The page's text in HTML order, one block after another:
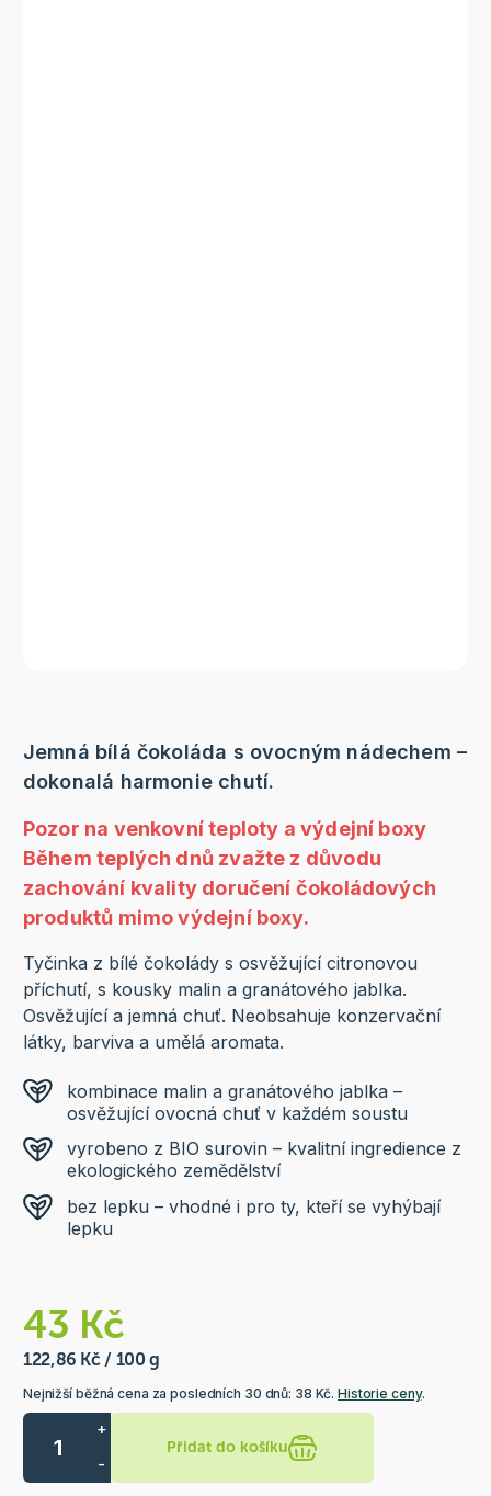
Jemná bílá čokoláda s ovocným nádechem –
dokonalá harmonie chutí.
Pozor na venkovní teploty a výdejní boxy
Během teplých dnů zvažte z důvodu
zachování kvality doručení čokoládových
produktů mimo výdejní boxy.
Tyčinka z bílé čokolády s osvěžující citronovou
příchutí, s kousky malin a granátového jablka.
Osvěžující a jemná chuť. Neobsahuje konzervační
látky, barviva a umělá aromata.
kombinace malin a granátového jablka –
osvěžující ovocná chuť v každém soustu
vyrobeno z BIO surovin – kvalitní ingredience z
ekologického zemědělství
bez lepku – vhodné i pro ty, kteří se vyhýbají
lepku
43 Kč
122,86 Kč / 100 g
Nejnižší běžná cena za posledních 30 dnů: 38 Kč.Historie ceny.
+
-
Přidat do košíku